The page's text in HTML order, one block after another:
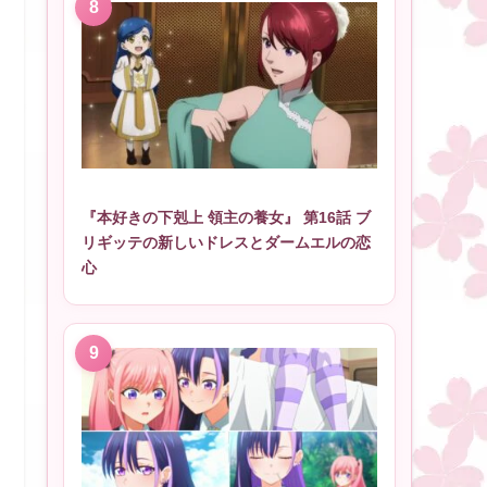
『本好きの下剋上 領主の養女』 第16話 ブ
リギッテの新しいドレスとダームエルの恋
心